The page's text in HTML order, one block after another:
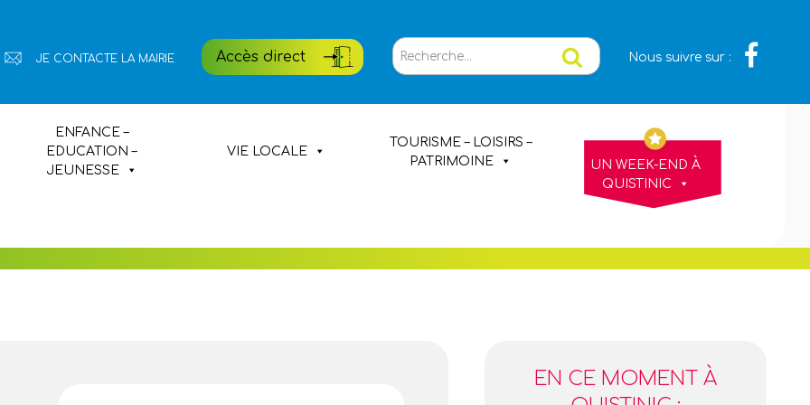
JE CONTACTE LA MAIRIE Accès direct
Recherche
pour
RechercheNous suivre sur :
ENFANCE –
EDUCATION –
JEUNESSE
VIE LOCALE
TOURISME – LOISIRS –
PATRIMOINE
UN WEEK-END À
QUISTINIC
EN CE MOMENT À